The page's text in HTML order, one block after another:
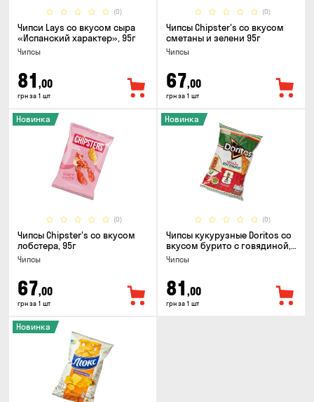
(0)
Чипси Lays со вкусом сыра
«Испанский характер», 95г
Чипсы
81 ,00
грн за 1 шт
(0)
Чипсы Chipster's со вкусом
сметаны и зелени 95г
Чипсы
67,00
грн за 1 шт
(0)
Новинка
Чипсы Chipster's со вкусом
лобстера, 95г
Чипсы
67,00
грн за 1 шт
(0)
Новинка
Чипсы кукурузные Doritos со
вкусом бурито с говядиной,
90г
Чипсы
81 ,00
грн за 1 шт
Новинка